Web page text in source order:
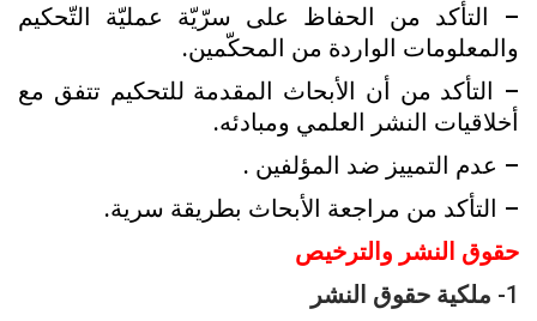
– التأکد من الحفاظ على سرّيّة عمليّة التّحکيم
والمعلومات الواردة من المحکّمين.
– التأکد من أن الأبحاث المقدمة للتحکيم تتفق مع
أخلاقيات النشر العلمي ومبادئه.
– عدم التمييز ضد المؤلفين .
– التأکد من مراجعة الأبحاث بطريقة سرية.
حقوق النشر والترخيص
1- ملكية حقوق النشر